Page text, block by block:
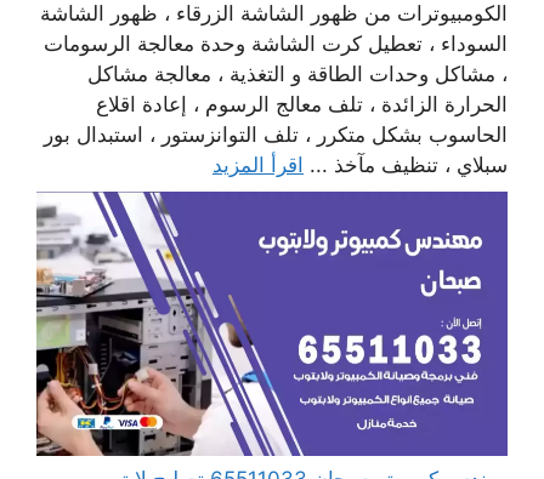
الكومبيوترات من ظهور الشاشة الزرقاء ، ظهور الشاشة
السوداء ، تعطيل كرت الشاشة وحدة معالجة الرسومات
، مشاكل وحدات الطاقة و التغذية ، معالجة مشاكل
الحرارة الزائدة ، تلف معالج الرسوم ، إعادة اقلاع
الحاسوب بشكل متكرر ، تلف التوانزستور ، استبدال بور
سبلاي ، تنظيف مآخذ ... اقرأ المزيد